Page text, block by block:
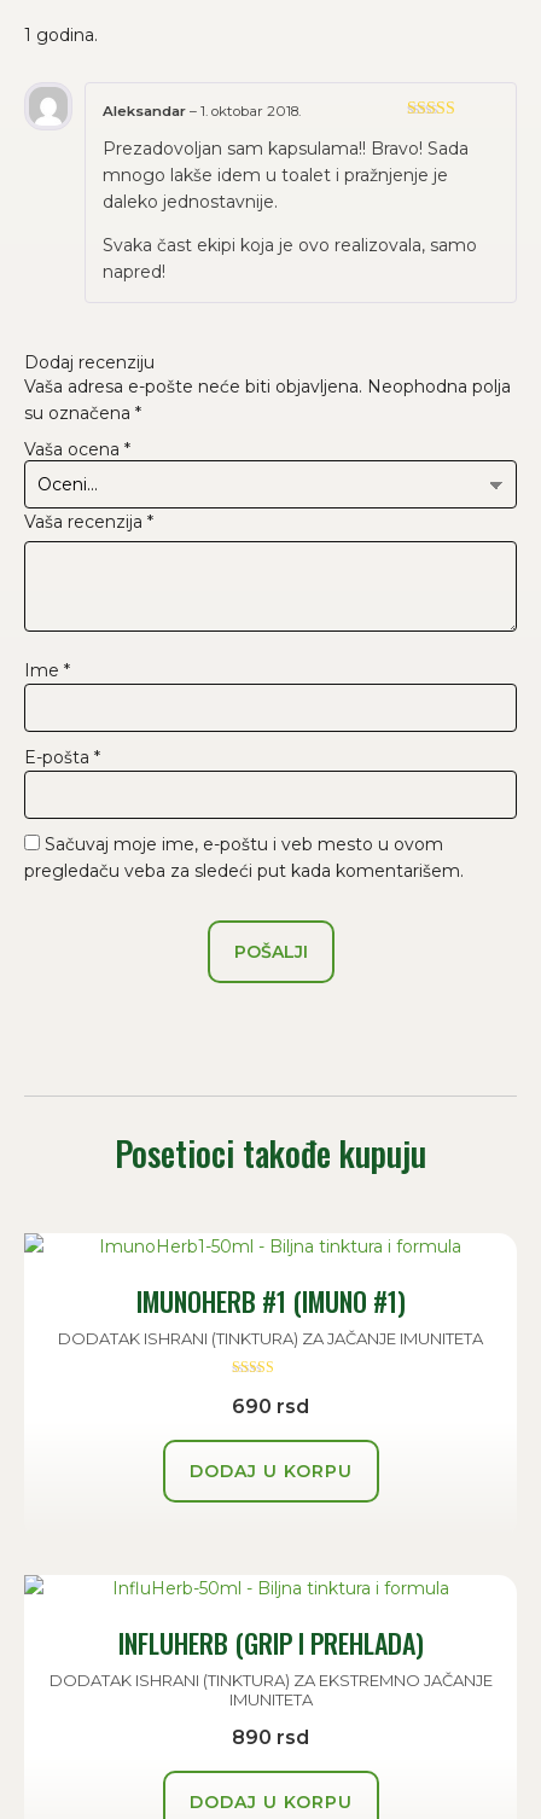
1 godina.
5od 5
Aleksandar – 1. oktobar 2018.
Prezadovoljan sam kapsulama!! Bravo! Sada
mnogo lakše idem u toalet i pražnjenje je
daleko jednostavnije.
Svaka čast ekipi koja je ovo realizovala, samo
napred!
Dodaj recenziju
Vaša adresa e-pošte neće biti objavljena. Neophodna polja
su označena *
Vaša ocena *
Vaša recenzija *
Ime *
E-pošta *
Sačuvaj moje ime, e-poštu i veb mesto u ovom
pregledaču veba za sledeći put kada komentarišem.
Posetioci takođe kupuju
IMUNOHERB #1 (IMUNO #1)
DODATAK ISHRANI (TINKTURA) ZA JAČANJE IMUNITETA
5.00
od 5
690 rsd
DODAJ U KORPU
INFLUHERB (GRIP I PREHLADA)
DODATAK ISHRANI (TINKTURA) ZA EKSTREMNO JAČANJE
IMUNITETA
890 rsd
DODAJ U KORPU